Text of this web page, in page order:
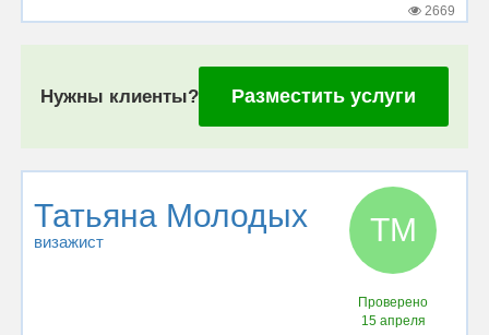
2669
Нужны клиенты? Разместить услуги
Татьяна Молодых
визажист ТМ
Проверено
15 апреля